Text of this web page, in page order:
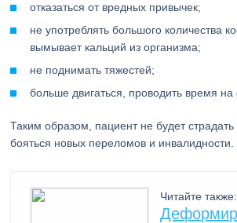
отказаться от вредных привычек;
не употреблять большого количества
вымывает кальций из организма;
не поднимать тяжестей;
больше двигаться, проводить время на
Таким образом, пациент не будет
бояться новых переломов и инвалидности.
Читайте также: